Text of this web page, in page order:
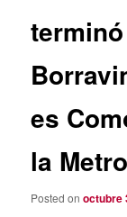
es
la
Posted onoctubre